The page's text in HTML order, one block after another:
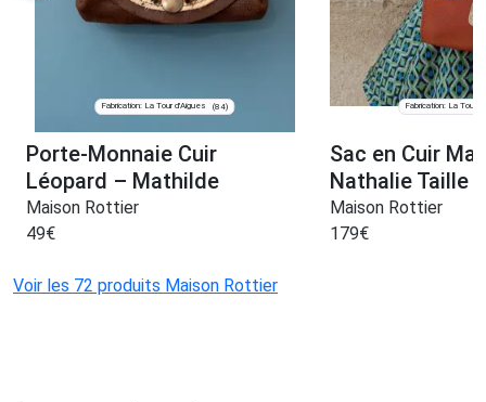
Fabrication: La Tour d'Aigues (84)
Porte-Monnaie Cuir
Léopard – Mathilde
Maison Rottier
49€
Fabrication: La Tour
Sac en Cuir
Nathalie Taille S
Maison Rottier
179€
Voir les 72 produits Maison Rottier